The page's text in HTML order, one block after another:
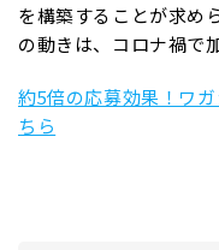
を構築することが求め
の動きは、コロナ禍で
約5倍の応募効果！ワ
ちら